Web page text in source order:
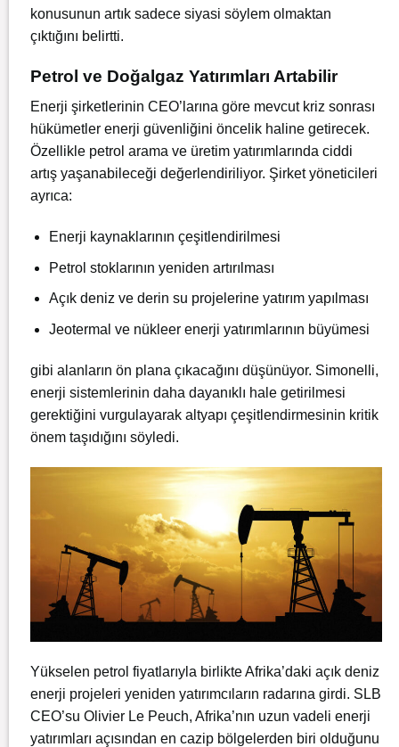
konusunun artık sadece siyasi söylem olmaktan
çıktığını belirtti.
Petrol ve Doğalgaz Yatırımları Artabilir
Enerji şirketlerinin CEO’larına göre mevcut kriz sonrası
hükümetler enerji güvenliğini öncelik haline getirecek.
Özellikle petrol arama ve üretim yatırımlarında ciddi
artış yaşanabileceği değerlendiriliyor. Şirket yöneticileri
ayrıca:
Enerji kaynaklarının çeşitlendirilmesi
Petrol stoklarının yeniden artırılması
Açık deniz ve derin su projelerine yatırım yapılması
Jeotermal ve nükleer enerji yatırımlarının büyümesi
gibi alanların ön plana çıkacağını düşünüyor. Simonelli,
enerji sistemlerinin daha dayanıklı hale getirilmesi
gerektiğini vurgulayarak altyapı çeşitlendirmesinin kritik
önem taşıdığını söyledi.
Yükselen petrol fiyatlarıyla birlikte Afrika’daki açık deniz
enerji projeleri yeniden yatırımcıların radarına girdi. SLB
CEO’su Olivier Le Peuch, Afrika’nın uzun vadeli enerji
yatırımları açısından en cazip bölgelerden biri olduğunu